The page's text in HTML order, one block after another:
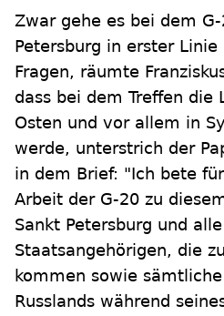
Zwar gehe es bei dem
Petersburg in erster
Fragen, räumte
dass bei dem Treffen die
Osten und vor allem in
werde, unterstrich der
in dem Brief: "Ich bete
Arbeit der G-20 zu
Sankt Petersburg und
Staatsangehörigen, die
kommen sowie
Russlands während